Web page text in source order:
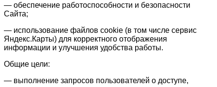
— обеспечение работоспособности и безопасности
Сайта;
— использование файлов cookie (в том числе сервис
Яндекс.Карты) для корректного отображения
информации и улучшения удобства работы.
Общие цели:
— выполнение запросов пользователей о доступе,